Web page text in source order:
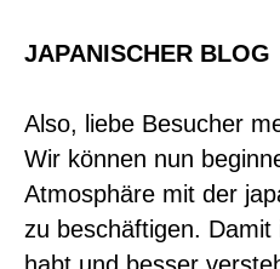
JAPANISCHER BLOG
Also, liebe Besucher
Wir können nun
Atmosphäre mit der
zu beschäftigen.